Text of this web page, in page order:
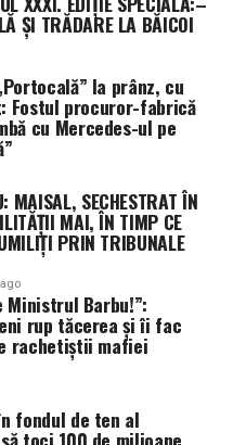
navigabile deschise.
noii ere
Războaie
în a adopta sistemul
amenințarea. În
catastrofal până când s-
Astăzi, Marina pare să
să creeze „coridoare
nu a reușit să
navele la apă.
este ineluctabilă: o
flote de 290 de nave și
un eșec naval.
va fi diagnosticată și
ȘI TRĂDARE LA BĂICOI
la prânz, cu
Fostul procuror-fabrică
cu Mercedes-ul pe
MAISAL, SECHESTRAT ÎN
MAI, ÎN TIMP CE
PRIN TRIBUNALE
Ministrul Barbu!”:
rup tăcerea și îi fac
rachetiștii mafiei
fondul de ten al